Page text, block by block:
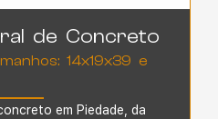
de Concreto
14x19x39 e
em Piedade, da